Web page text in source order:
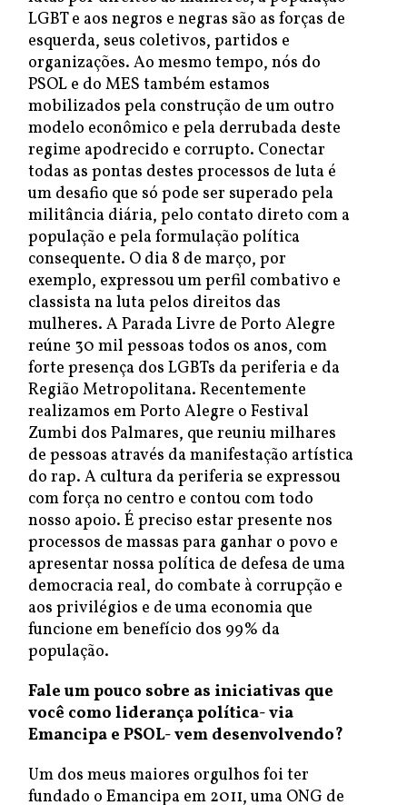
LGBT e aos negros e negras são as forças de
esquerda, seus coletivos, partidos e
organizações. Ao mesmo tempo, nós do
PSOL e do MES também estamos
mobilizados pela construção de um outro
modelo econômico e pela derrubada deste
regime apodrecido e corrupto. Conectar
todas as pontas destes processos de luta é
um desafio que só pode ser superado pela
militância diária, pelo contato direto com a
população e pela formulação política
consequente. O dia 8 de março, por
exemplo, expressou um perfil combativo e
classista na luta pelos direitos das
mulheres. A Parada Livre de Porto Alegre
reúne 30 mil pessoas todos os anos, com
forte presença dos LGBTs da periferia e da
Região Metropolitana. Recentemente
realizamos em Porto Alegre o Festival
Zumbi dos Palmares, que reuniu milhares
de pessoas através da manifestação artística
do rap. A cultura da periferia se expressou
com força no centro e contou com todo
nosso apoio. É preciso estar presente nos
processos de massas para ganhar o povo e
apresentar nossa política de defesa de uma
democracia real, do combate à corrupção e
aos privilégios e de uma economia que
funcione em benefício dos 99% da
população.
Fale um pouco sobre as iniciativas que
você como liderança política- via
Emancipa e PSOL- vem desenvolvendo?
Um dos meus maiores orgulhos foi ter
fundado o Emancipa em 2011, uma ONG de